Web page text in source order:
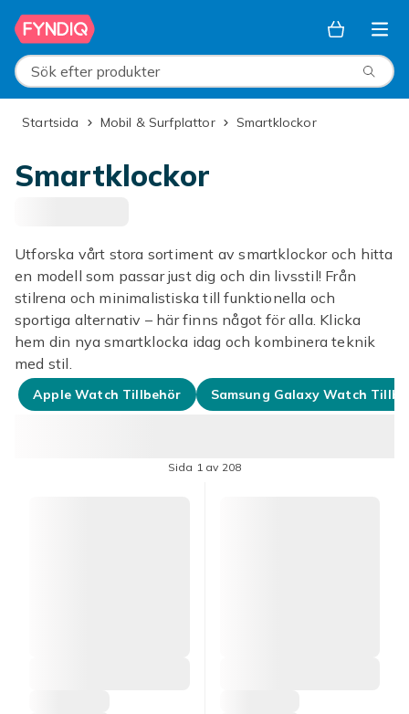
Hoppa till huvudinnehållet
Sök efter produkter
Startsida Mobil & Surfplattor Smartklockor
Smartklockor
Utforska vårt stora sortiment av smartklockor och hitta
en modell som passar just dig och din livsstil! Från
stilrena och minimalistiska till funktionella och
sportiga alternativ – här finns något för alla. Klicka
hem din nya smartklocka idag och kombinera teknik
med stil.
Apple Watch Tillbehör Samsung Galaxy Watch
Sida 1 av 208